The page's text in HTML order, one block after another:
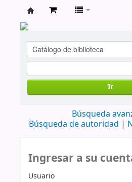
cendoc
Ir
Búsqueda
Búsqueda de autoridad
Ingresar a su
Usuario